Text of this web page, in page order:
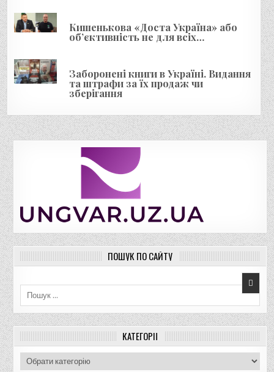
Кишенькова «Доста Україна» або
об’єктивність не для всіх…
Заборонені книги в Україні. Видання
та штрафи за їх продаж чи
зберігання
ПОШУК ПО САЙТУ
КАТЕГОРІЇ
а